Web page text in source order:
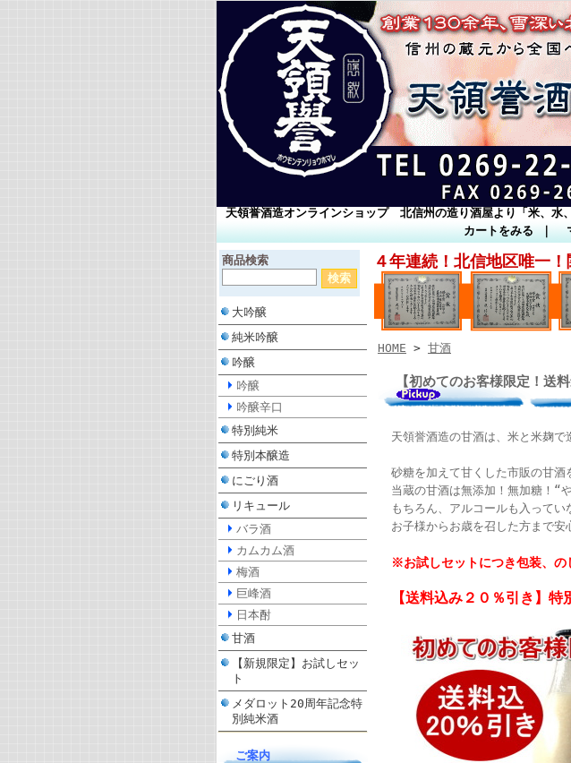
天領誉酒造オンラインショップ 北信州の造り酒屋より「米、水
カートをみる
商品検索
大吟醸
純米吟醸
吟醸
吟醸
吟醸辛口
特別純米
特別本醸造
にごり酒
リキュール
バラ酒
カムカム酒
梅酒
巨峰酒
日本酎
甘酒
【新規限定】お試しセッ
ト
メダロット20周年記念特
別純米酒
ご案内
４年連続！北信地区唯一
HOME > 甘酒
【初めてのお客様限定！送
天領誉酒造の甘酒は、米と米麹で
砂糖を加えて甘くした市販の甘酒
当蔵の甘酒は無添加！無加糖！“
もちろん、アルコールも入ってい
お子様からお歳を召した方まで安
※お試しセットにつき包装、の
【送料込み２０％引き】